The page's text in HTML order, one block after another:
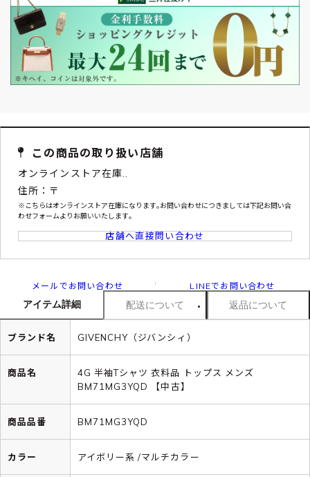
この商品の取り扱い店舗
オンラインストア在庫..
住所：〒
※こちらはオンラインストア在庫になります｡お問い合わせにつきましては下記お問い合
わせフォームよりお願いいたします｡
店舗へ直接問い合わせ
メールでお問い合わせ LINEでお問い合わせ
アイテム詳細 配送について 返品について
ブランド名 GIVENCHY（ジバンシィ）
商品名
4G 半袖Tシャツ 衣料品 トップス メンズ
BM71MG3YQD 【中古】
商品品番 BM71MG3YQD
カラー アイボリー系 /マルチカラー